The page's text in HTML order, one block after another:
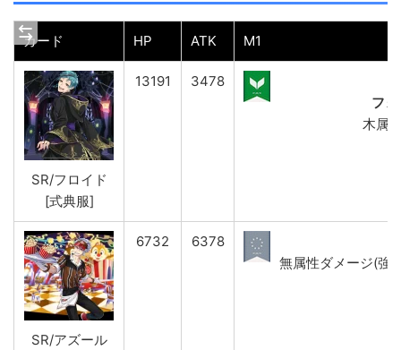
カード HP ATK M1
SR/フロイド
[式典服]
13191
3478
フ
木属
SR/アズール
6732
6378
無属性ダメージ(強